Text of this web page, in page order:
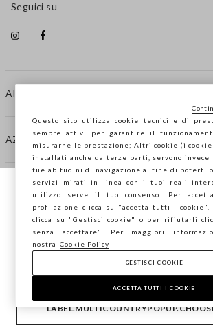
AIUTO
AZIENDA
CONTATTI
STEFANEL LOUNGE
Seguici su
Copyright © Ovs S.p.A. P.Iva
290.923.470 -2.4.0
Stai navigando su STEFANEL Italia,
salvare la tua posizione?
CONFERMA
footer.item.country
Questo sito utilizza cookie tecnici e di
sempre attivi per garantire il
misurarne le prestazione; Altri cookie (i
installati anche da terze parti, servono
tue abitudini di navigazione al fine di poterti
servizi mirati in linea con i tuoi reali
utilizzo serve il tuo consenso. Per
profilazione clicca su "accetta tutti i cookie",
clicca su "Gestisci cookie" o per rifiutarli
senza accettare". Per maggiori
nostra
Cookie Policy
GESTISCI COOKIE
ACCETTA TUTTI I COOKIE